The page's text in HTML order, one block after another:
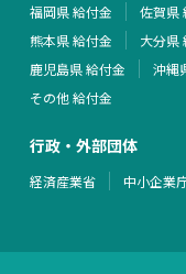
福岡県 給付金
佐賀県
熊本県 給付金
大分県
鹿児島県 給付金
沖縄
その他 給付金
行政・外部団体
経済産業省 中小企業